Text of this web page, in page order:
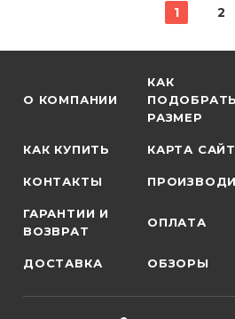
1 2
О КОМПАНИИ
КАК
ПОДОБРАТЬ
РАЗМЕР
КАК КУПИТЬ КАРТА
КОНТАКТЫ
ГАРАНТИИ И
ВОЗВРАТ
ОПЛАТА
ДОСТАВКА ОБЗОРЫ